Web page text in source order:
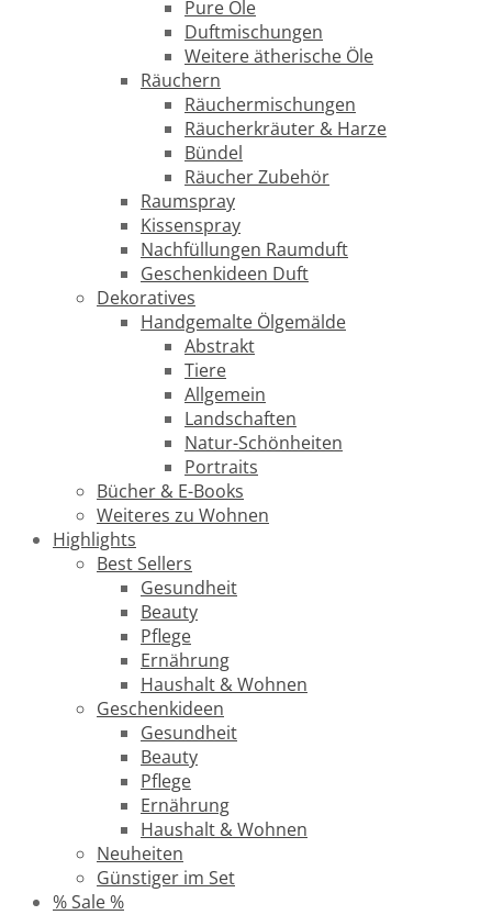
Pure Öle
Duftmischungen
Weitere ätherische Öle
Räuchern
Räuchermischungen
Räucherkräuter & Harze
Bündel
Räucher Zubehör
Raumspray
Kissenspray
Nachfüllungen Raumduft
Geschenkideen Duft
Dekoratives
Handgemalte Ölgemälde
Abstrakt
Tiere
Allgemein
Landschaften
Natur-Schönheiten
Portraits
Bücher & E-Books
Weiteres zu Wohnen
Highlights
Best Sellers
Gesundheit
Beauty
Pflege
Ernährung
Haushalt & Wohnen
Geschenkideen
Gesundheit
Beauty
Pflege
Ernährung
Haushalt & Wohnen
Neuheiten
Günstiger im Set
% Sale %